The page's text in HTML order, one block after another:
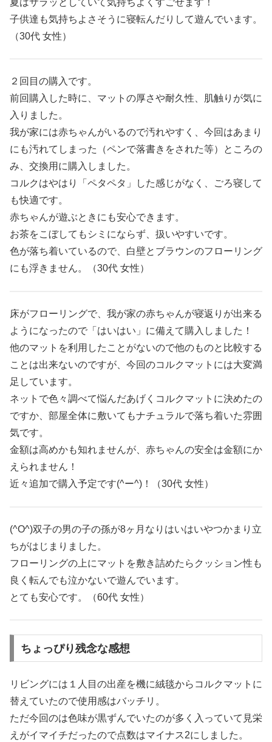
子供達も気持ちよさそうに寝転んだりして遊んでいます。
（30代 女性）
２回目の購入です。
前回購入した時に、マットの厚さや耐久性、肌触りが気に
入りました。
我が家には赤ちゃんがいるので汚れやすく、今回はあまり
にも汚れてしまった（ペンで落書きをされた等）ところの
み、交換用に購入しました。
コルクはやはり「ペタペタ」した感じがなく、ごろ寝して
も快適です。
赤ちゃんが遊ぶときにも安心できます。
お茶をこぼしてもシミにならず、扱いやすいです。
色が落ち着いているので、白壁とブラウンのフローリング
にも浮きません。（30代 女性）
床がフローリングで、我が家の赤ちゃんが寝返りが出来る
ようになったので「はいはい」に備えて購入しました！
他のマットを利用したことがないので他のものと比較する
ことは出来ないのですが、今回のコルクマットには大変満
足しています。
ネットで色々調べて悩んだあげくコルクマットに決めたの
ですか、部屋全体に敷いてもナチュラルで落ち着いた雰囲
気です。
金額は高めかも知れませんが、赤ちゃんの安全は金額にか
えられません！
近々追加で購入予定です(^ー^)！（30代 女性）
(^O^)双子の男の子の孫が8ヶ月なりはいはいやつかまり立
ちがはじまりました。
フローリングの上にマットを敷き詰めたらクッション性も
良く転んでも泣かないで遊んでいます。
とても安心です。（60代 女性）
ちょっぴり残念な感想
リビングには１人目の出産を機に絨毯からコルクマットに
替えていたので使用感はバッチリ。
ただ今回のは色味が黒ずんでいたのが多く入っていて見栄
えがイマイチだったので点数はマイナス2にしました。